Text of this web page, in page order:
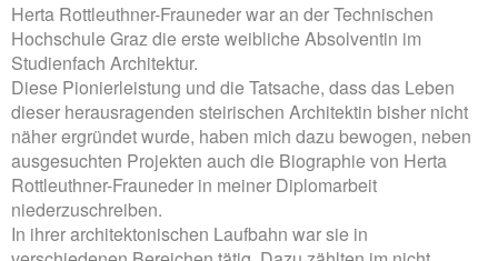
Herta Rottleuthner-Frauneder war an der Technischen
Hochschule Graz die erste weibliche Absolventin im
Studienfach Architektur.
Diese Pionierleistung und die Tatsache, dass das Leben
dieser herausragenden steirischen Architektin bisher nicht
näher ergründet wurde, haben mich dazu bewogen, neben
ausgesuchten Projekten auch die Biographie von Herta
Rottleuthner-Frauneder in meiner Diplomarbeit
niederzuschreiben.
In ihrer architektonischen Laufbahn war sie in